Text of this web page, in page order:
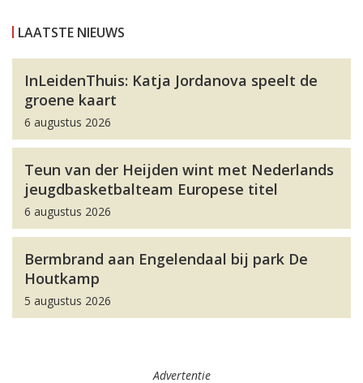
LAATSTE NIEUWS
InLeidenThuis: Katja Jordanova speelt de
groene kaart
6 augustus 2026
Teun van der Heijden wint met Nederlands
jeugdbasketbalteam Europese titel
6 augustus 2026
Bermbrand aan Engelendaal bij park De
Houtkamp
5 augustus 2026
Advertentie